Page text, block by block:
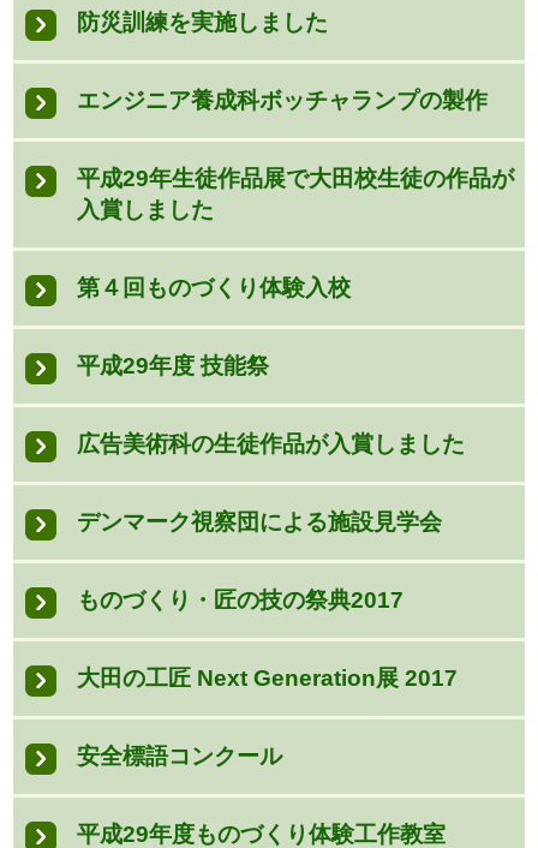
防災訓練を実施しました
エンジニア養成科ボッチャランプの製作
平成29年生徒作品展で大田校生徒の作品が
入賞しました
第４回ものづくり体験入校
平成29年度 技能祭
広告美術科の生徒作品が入賞しました
デンマーク視察団による施設見学会
ものづくり・匠の技の祭典2017
大田の工匠 Next Generation展 2017
安全標語コンクール
平成29年度ものづくり体験工作教室